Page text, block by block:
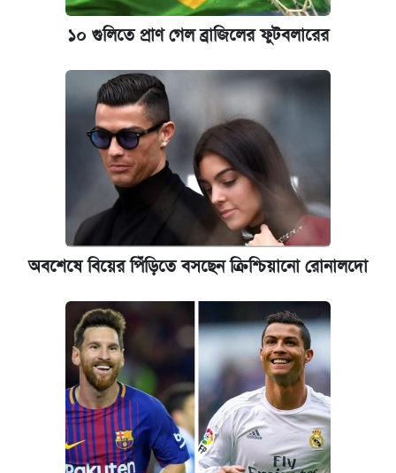
১০ গুলিতে প্রাণ গেল ব্রাজিলের ফুটবলারের
অবশেষে বিয়ের পিঁড়িতে বসছেন ক্রিশ্চিয়ানো রোনালদো